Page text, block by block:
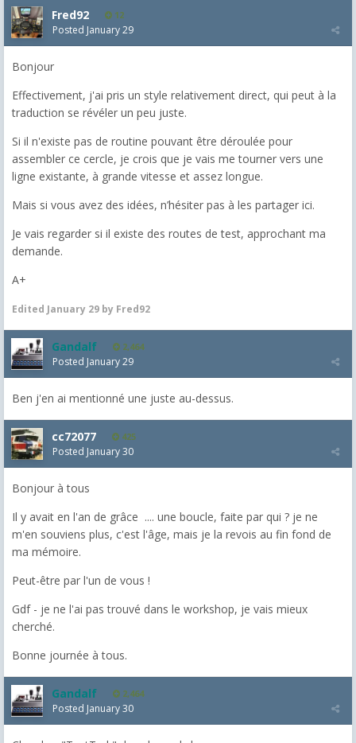
Fred92 12
Posted January 29
Bonjour
Effectivement, j'ai pris un style relativement direct, qui peut à la
traduction se révéler un peu juste.
Si il n'existe pas de routine pouvant être déroulée pour
assembler ce cercle, je crois que je vais me tourner vers une
ligne existante, à grande vitesse et assez longue.
Mais si vous avez des idées, n’hésiter pas à les partager ici.
Je vais regarder si il existe des routes de test, approchant ma
demande.
A+
Edited January 29 by Fred92
Gandalf 2,464
Posted January 29
Ben j'en ai mentionné une juste au-dessus.
cc72077 425
Posted January 30
Bonjour à tous
Il y avait en l'an de grâce .... une boucle, faite par qui ? je ne
m'en souviens plus, c'est l'âge, mais je la revois au fin fond de
ma mémoire.
Peut-être par l'un de vous !
Gdf - je ne l'ai pas trouvé dans le workshop, je vais mieux
cherché.
Bonne journée à tous.
Gandalf 2,464
Posted January 30